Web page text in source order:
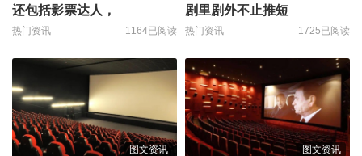
还包括影票达人，
热门资讯 1164已阅读
剧里剧外不止推短
热门资讯 1725已阅读
图文资讯 图文资讯